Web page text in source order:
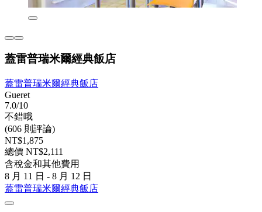
蓋雷普瑞米爾經典飯店
蓋雷普瑞米爾經典飯店
Gueret
7.0/10
不錯哦
(606 則評論)
NT$1,875
總價 NT$2,111
含稅金和其他費用
8 月 11 日 - 8 月 12 日
蓋雷普瑞米爾經典飯店